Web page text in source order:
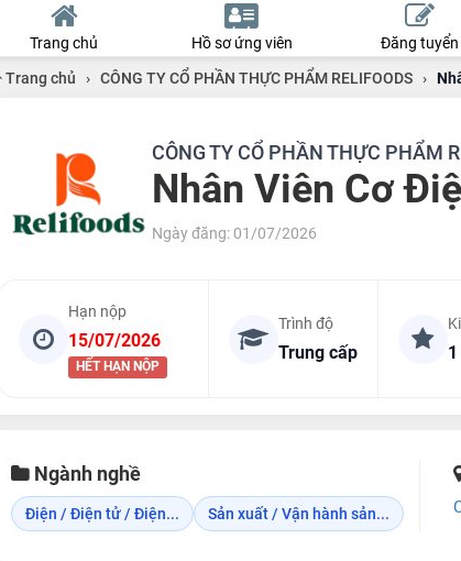
Trang chủ Hồ sơ ứng viên Đăng tuyển
Trang chủ › CÔNG TY CỔ PHẦN THỰC PHẨM RELIFOODS ›
CÔNG TY CỔ PHẦN THỰC PHẨM
Nhân Viên Cơ
Ngày đăng: 01/07/2026
Hạn nộp
15/07/2026
HẾT HẠN NỘP
Trình độ
Trung cấp
Ngành nghề
Điện / Điện tử / Điện... Sản xuất / Vận hành sản...